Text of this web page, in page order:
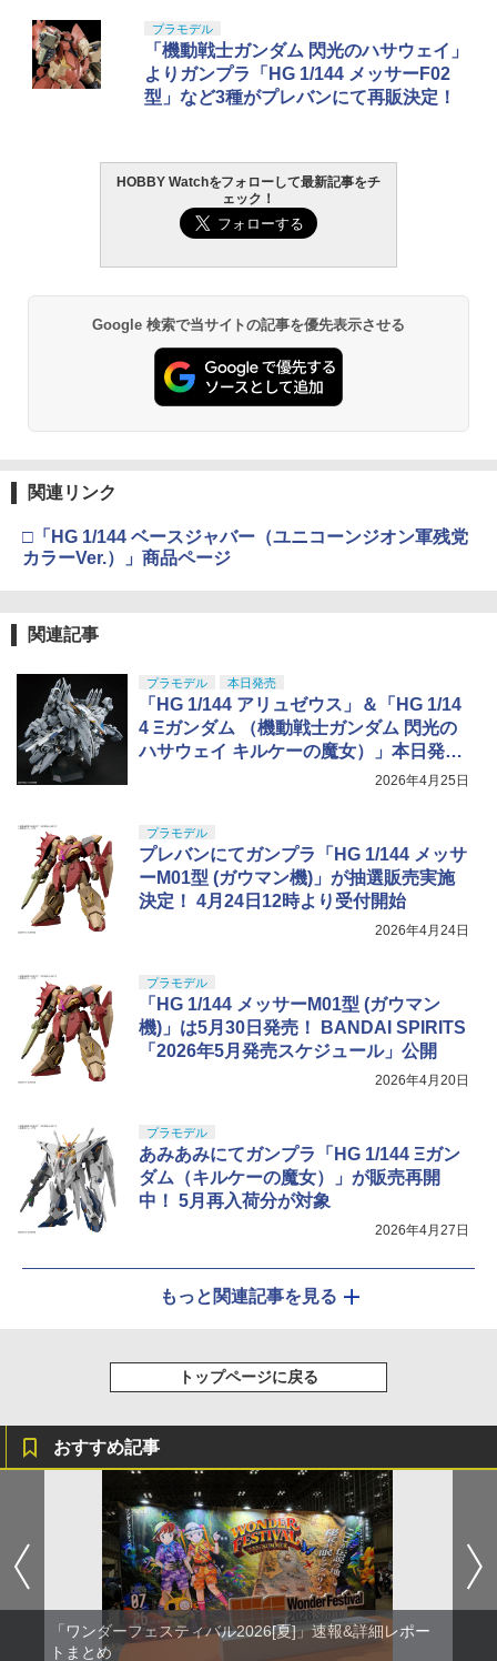
プラモデル
「機動戦士ガンダム 閃光のハサウェイ」
よりガンプラ「HG 1/144 メッサーF02
型」など3種がプレバンにて再販決定！
HOBBY Watchをフォローして最新記事をチ
ェック！
Google 検索で当サイトの記事を優先表示させる
関連リンク
□「HG 1/144 ベースジャバー（ユニコーンジオン軍残党
カラーVer.）」商品ページ
関連記事
プラモデル 本日発売
「HG 1/144 アリュゼウス」＆「HG 1/14
4 Ξガンダム （機動戦士ガンダム 閃光の
ハサウェイ キルケーの魔女）」本日発
2026年4月25日
プラモデル
プレバンにてガンプラ「HG 1/144 メッサ
ーM01型 (ガウマン機)」が抽選販売実施
決定！ 4月24日12時より受付開始
2026年4月24日
プラモデル
「HG 1/144 メッサーM01型 (ガウマン
機)」は5月30日発売！ BANDAI SPIRITS
「2026年5月発売スケジュール」公開
2026年4月20日
プラモデル
あみあみにてガンプラ「HG 1/144 Ξガン
ダム（キルケーの魔女）」が販売再開
中！ 5月再入荷分が対象
2026年4月27日
もっと関連記事を見る
トップページに戻る
おすすめ記事
「ワンダーフェスティバル2026[夏]」速報&詳細レポー
トまとめ